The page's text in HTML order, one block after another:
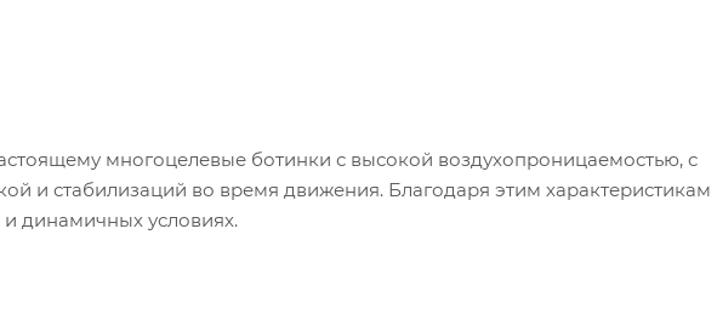
многоцелевые ботинки с высокой воздухопроницаемостью, с
и стабилизаций во время движения. Благодаря этим характеристикам
и динамичных условиях.